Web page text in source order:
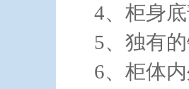
4、柜身
5、独有
6、柜体